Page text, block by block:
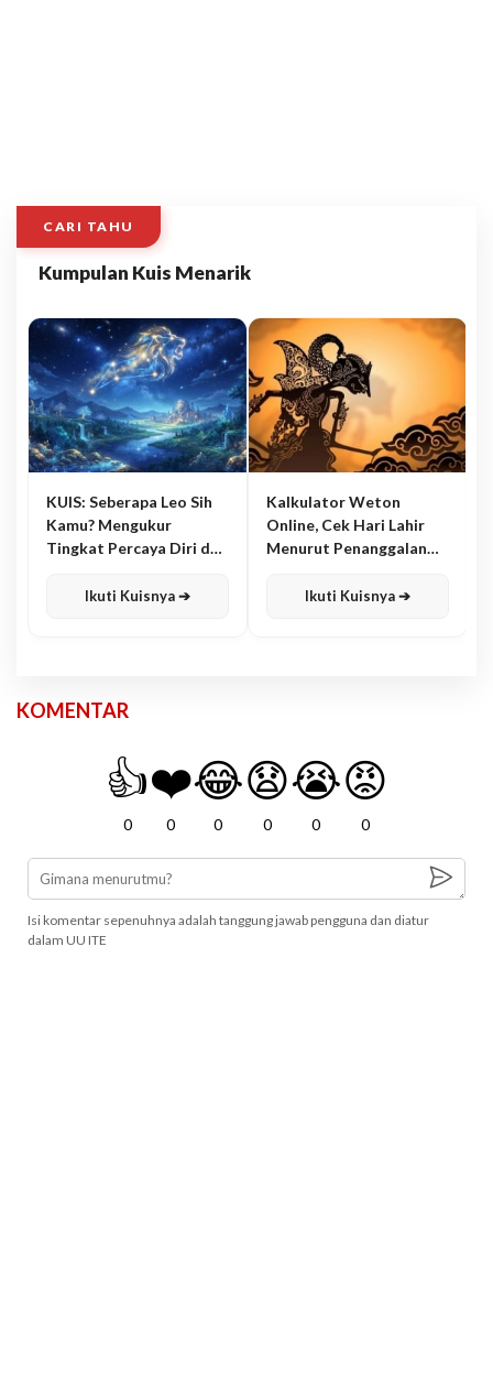
CARI TAHU
Kumpulan Kuis Menarik
KUIS: Seberapa Leo Sih
Kamu? Mengukur
Tingkat Percaya Diri dan
Ikuti Kuisnya ➔
Kalkulator Weton
Online, Cek Hari Lahir
Menurut Penanggalan
Ikuti Kuisnya ➔
KOMENTAR
👍
0
❤️
0
😂
0
😧
0
😭
0
😡
0
Isi komentar sepenuhnya adalah tanggung jawab pengguna dan diatur
dalam UU ITE